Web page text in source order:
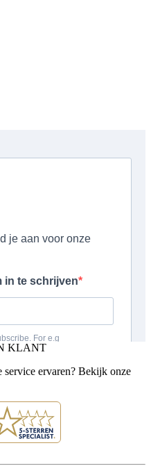
KLANT
ervaren? Bekijk onze